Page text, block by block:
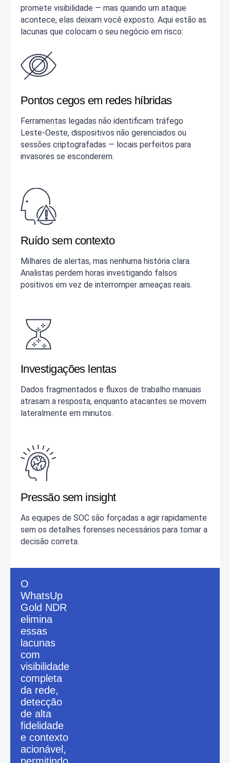
promete visibilidade — mas quando um ataque
acontece, elas deixam você exposto. Aqui estão as
lacunas que colocam o seu negócio em risco:
Pontos cegos em redes híbridas
Ferramentas legadas não identificam tráfego
Leste‑Oeste, dispositivos não gerenciados ou
sessões criptografadas — locais perfeitos para
invasores se esconderem.
Ruído sem contexto
Milhares de alertas, mas nenhuma história clara.
Analistas perdem horas investigando falsos
positivos em vez de interromper ameaças reais.
Investigações lentas
Dados fragmentados e fluxos de trabalho manuais
atrasam a resposta, enquanto atacantes se movem
lateralmente em minutos.
Pressão sem insight
As equipes de SOC são forçadas a agir rapidamente
sem os detalhes forenses necessários para tomar a
decisão correta.
O
WhatsUp
Gold NDR
elimina
essas
lacunas
com
visibilidade
completa
da rede,
detecção
de alta
fidelidade
e contexto
acionável,